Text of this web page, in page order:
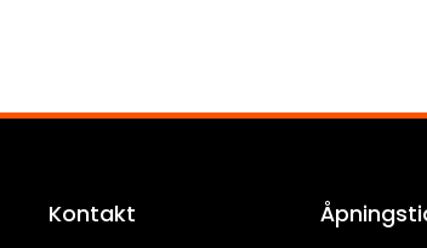
Kontakt